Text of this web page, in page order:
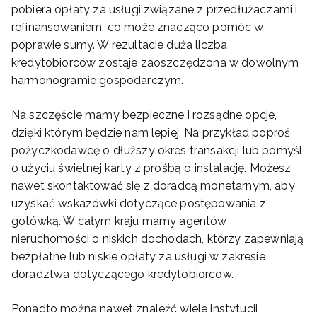
pobiera opłaty za usługi związane z przedłużaczami i
refinansowaniem, co może znacząco pomóc w
poprawie sumy. W rezultacie duża liczba
kredytobiorców zostaje zaoszczędzona w dowolnym
harmonogramie gospodarczym.
Na szczęście mamy bezpieczne i rozsądne opcje,
dzięki którym będzie nam lepiej. Na przykład poproś
pożyczkodawcę o dłuższy okres transakcji lub pomyśl
o użyciu świetnej karty z prośbą o instalację. Możesz
nawet skontaktować się z doradcą monetarnym, aby
uzyskać wskazówki dotyczące postępowania z
gotówką. W całym kraju mamy agentów
nieruchomości o niskich dochodach, którzy zapewniają
bezpłatne lub niskie opłaty za usługi w zakresie
doradztwa dotyczącego kredytobiorców.
Ponadto można nawet znaleźć wiele instytucji